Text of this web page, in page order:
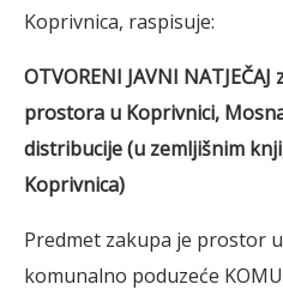
Koprivnica, raspisuje:
OTVORENI JAVNI NATJEČAJ
prostora u Koprivnici,
distribucije(u zemljišnim
Koprivnica)
Predmet zakupa je prostor
komunalno poduzeće